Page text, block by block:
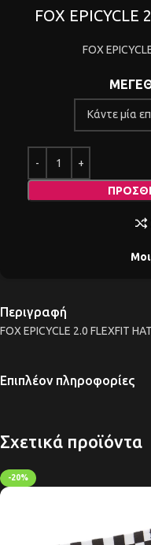
FOX EPICYCLE
FOX
Περιγραφή
FOX EPICYCLE 2.0 FLEXFIT
Επιπλέον πληροφορίες
Σχετικά προϊόντα
-20%